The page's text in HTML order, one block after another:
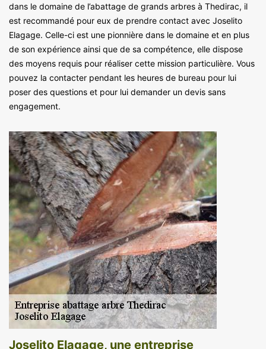
dans le domaine de l’abattage de grands arbres à Thedirac, il
est recommandé pour eux de prendre contact avec Joselito
Elagage. Celle-ci est une pionnière dans le domaine et en plus
de son expérience ainsi que de sa compétence, elle dispose
des moyens requis pour réaliser cette mission particulière. Vous
pouvez la contacter pendant les heures de bureau pour lui
poser des questions et pour lui demander un devis sans
engagement.
Joselito Elagage, une entreprise